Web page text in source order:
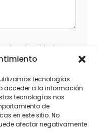
tecnologías
acceder a la información
tecnologías nos
de
en este sitio. No
afectar negativamente
de privacidad